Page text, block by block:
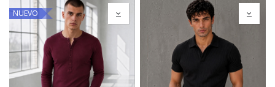
NUEVO